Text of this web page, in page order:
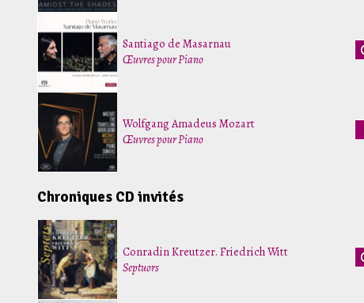
Santiago de Masarnau
Œuvres pour Piano
Wolfgang Amadeus Mozart
Œuvres pour Piano
Chroniques CD invités
Conradin Kreutzer. Friedrich Witt
Septuors